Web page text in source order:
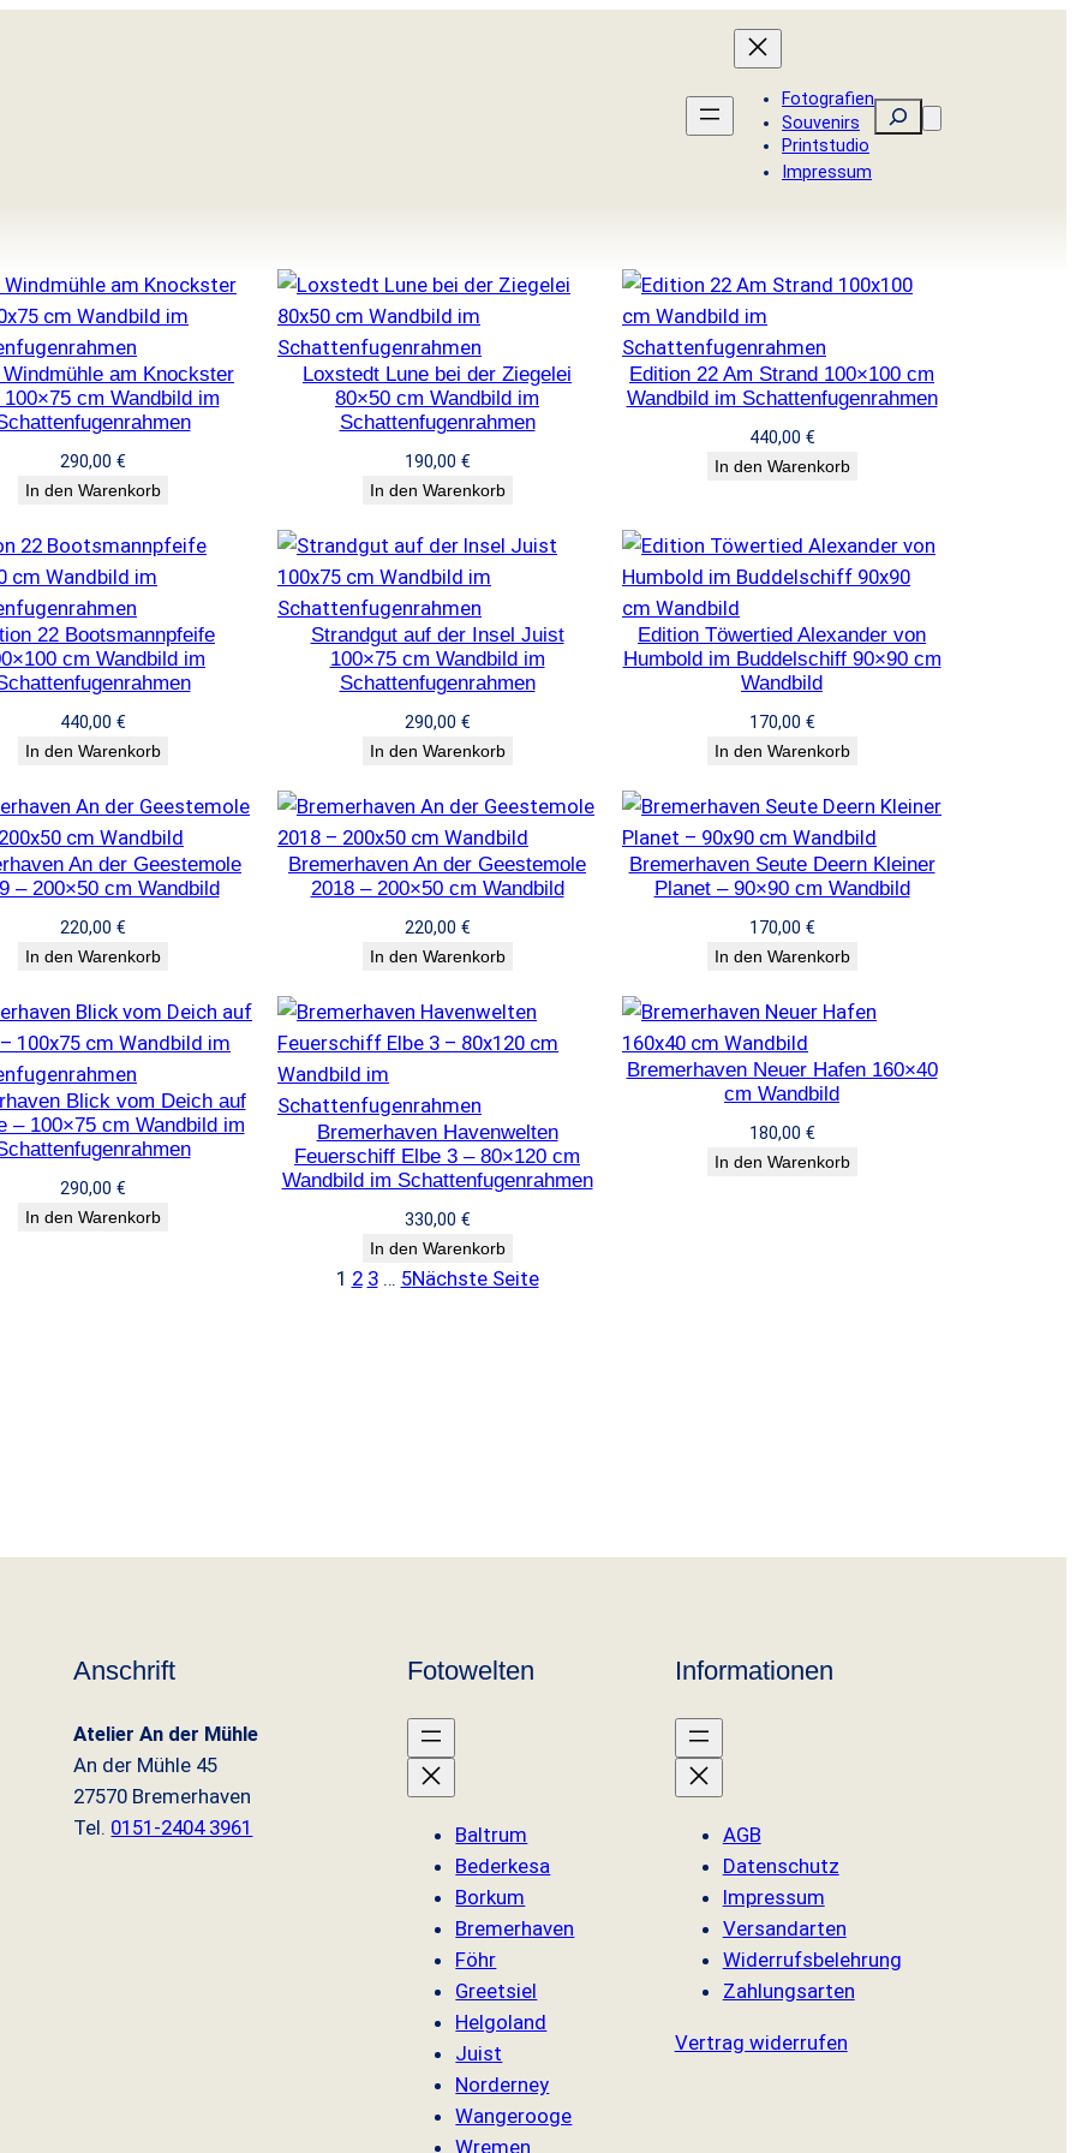
Fotografien
Souvenirs
Printstudio
Impressum
Suchen
am Knockster
100×75 cm Wandbild im
290,00 €
In den Warenkorb
Loxstedt Lune bei der Ziegelei
80×50 cm Wandbild im
Schattenfugenrahmen
190,00 €
In den Warenkorb
Edition 22 Am Strand 100×100 cm
Wandbild im Schattenfugenrahmen
440,00 €
In den Warenkorb
22 Bootsmannpfeife
cm Wandbild im
440,00 €
In den Warenkorb
Strandgut auf der Insel Juist
100×75 cm Wandbild im
Schattenfugenrahmen
290,00 €
In den Warenkorb
Edition Töwertied Alexander von
Humbold im Buddelschiff 90×90 cm
Wandbild
170,00 €
In den Warenkorb
An der Geestemole
– 200×50 cm Wandbild
220,00 €
In den Warenkorb
Bremerhaven An der Geestemole
2018 – 200×50 cm Wandbild
220,00 €
In den Warenkorb
Bremerhaven Seute Deern Kleiner
Planet – 90×90 cm Wandbild
170,00 €
In den Warenkorb
Blick vom Deich auf
– 100×75 cm Wandbild im
290,00 €
In den Warenkorb
Bremerhaven Havenwelten
Feuerschiff Elbe 3 – 80×120 cm
Wandbild im Schattenfugenrahmen
330,00 €
In den Warenkorb
Bremerhaven Neuer Hafen 160×40
cm Wandbild
180,00 €
In den Warenkorb
1 2 3 … 5Nächste Seite
Anschrift
Atelier An der Mühle
An der Mühle 45
27570 Bremerhaven
Tel. 0151-2404 3961
Fotowelten
Baltrum
Bederkesa
Borkum
Bremerhaven
Föhr
Greetsiel
Helgoland
Juist
Norderney
Wangerooge
Wremen
Informationen
AGB
Datenschutz
Impressum
Versandarten
Widerrufsbelehrung
Zahlungsarten
Vertrag widerrufen